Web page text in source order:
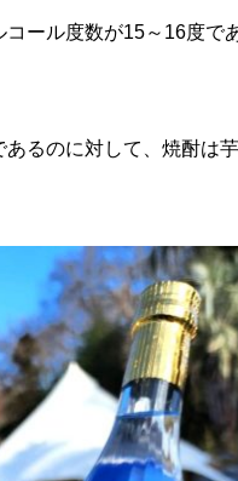
ール度数が15～16度で
るのに対して、焼酎は